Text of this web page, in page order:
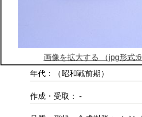
画像を拡大する （jpg形式
年代：（昭和戦前期）
作成・受取： -